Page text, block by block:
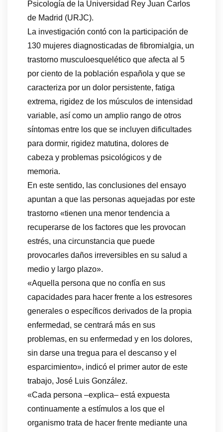
Psicología de la Universidad Rey Juan Carlos
de Madrid (URJC).
La investigación contó con la participación de
130 mujeres diagnosticadas de fibromialgia, un
trastorno musculoesquelético que afecta al 5
por ciento de la población española y que se
caracteriza por un dolor persistente, fatiga
extrema, rigidez de los músculos de intensidad
variable, así como un amplio rango de otros
síntomas entre los que se incluyen dificultades
para dormir, rigidez matutina, dolores de
cabeza y problemas psicológicos y de
memoria.
En este sentido, las conclusiones del ensayo
apuntan a que las personas aquejadas por este
trastorno «tienen una menor tendencia a
recuperarse de los factores que les provocan
estrés, una circunstancia que puede
provocarles daños irreversibles en su salud a
medio y largo plazo».
«Aquella persona que no confía en sus
capacidades para hacer frente a los estresores
generales o específicos derivados de la propia
enfermedad, se centrará más en sus
problemas, en su enfermedad y en los dolores,
sin darse una tregua para el descanso y el
esparcimiento», indicó el primer autor de este
trabajo, José Luis González.
«Cada persona –explica– está expuesta
continuamente a estímulos a los que el
organismo trata de hacer frente mediante una